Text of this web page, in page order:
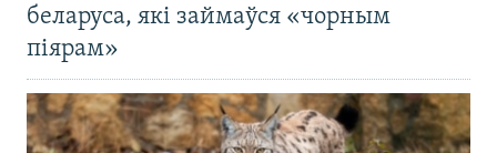
беларуса, які займаўся «чорным
піярам»